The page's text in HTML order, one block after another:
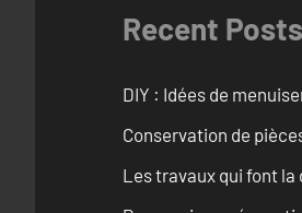
Recent Posts
DIY : Idées de
Conservation de
Les travaux qui font